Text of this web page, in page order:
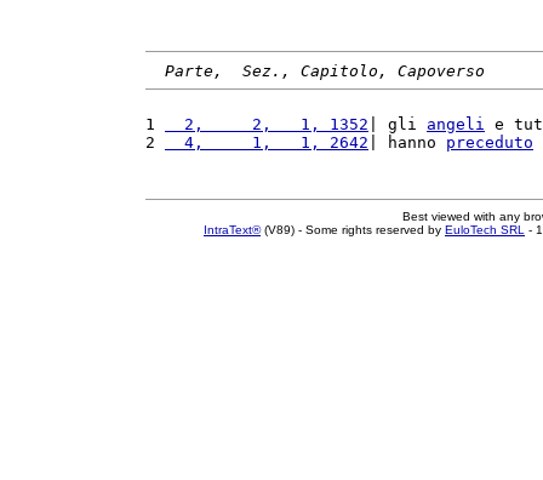
Parte,  Sez., Capitolo, Capoverso
1
  2,     2,   1, 1352
| gli angeli e
2
  4,     1,   1, 2642
| hanno preceduto
Best viewed with any
IntraText®(V89) - Some rights reserved by EuloTech SRL -